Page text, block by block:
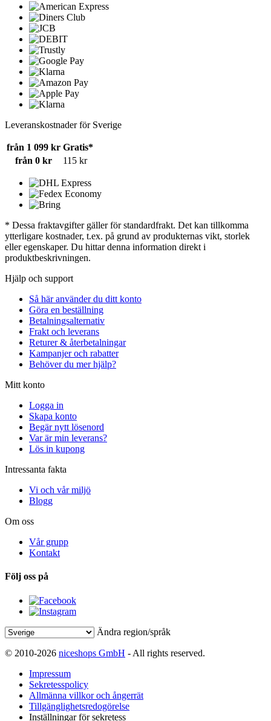
Leveranskostnader för Sverige
från 1 099 kr Gratis*
från 0 kr
115 kr
* Dessa fraktavgifter gäller för standardfrakt. Det kan tillkomma
ytterligare kostnader, t.ex. på grund av produkternas vikt, storlek
eller egenskaper. Du hittar denna information direkt i
produktbeskrivningen.
Hjälp och support
Så här använder du ditt konto
Göra en beställning
Betalningsalternativ
Frakt och leverans
Returer & återbetalningar
Kampanjer och rabatter
Behöver du mer hjälp?
Mitt konto
Logga in
Skapa konto
Begär nytt lösenord
Var är min leverans?
Lös in kupong
Intressanta fakta
Vi och vår miljö
Blogg
Om oss
Vår grupp
Kontakt
Följ oss på
Ändra region/språk
© 2010-2026 niceshops GmbH - All rights reserved.
Impressum
Sekretesspolicy
Allmänna villkor och ångerrät
Tillgänglighetsredogörelse
Inställningar för sekretess